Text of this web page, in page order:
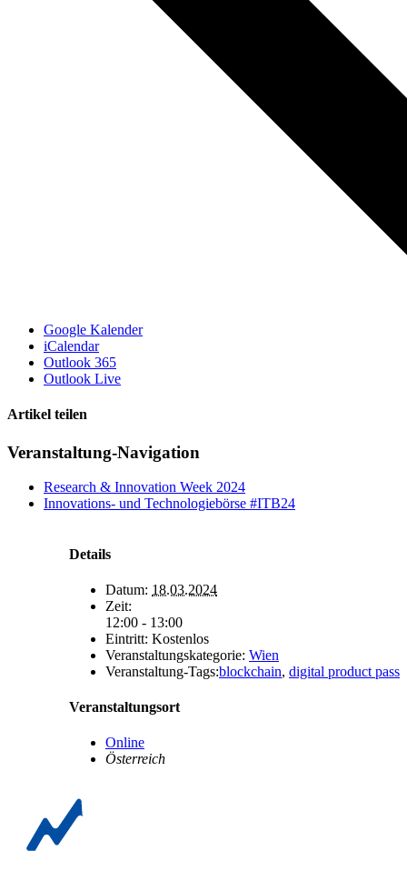
Google Kalender
iCalendar
Outlook 365
Outlook Live
Artikel teilen
X
LinkedIn
E-
Veranstaltung-Navigation
Research & Innovation Week 2024
Innovations- und Technologiebörse #ITB24
Details
Datum: 18.03.2024
Zeit:
12:00 - 13:00
Eintritt: Kostenlos
Veranstaltungskategorie: Wien
Veranstaltung-Tags:blockchain, digital product pass
Veranstaltungsort
Online
Österreich